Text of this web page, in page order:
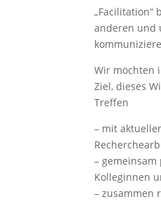
anderen und
Wir möchten
Ziel, dieses
Treffen
– mit
–
Kolleginnen
– zusammen